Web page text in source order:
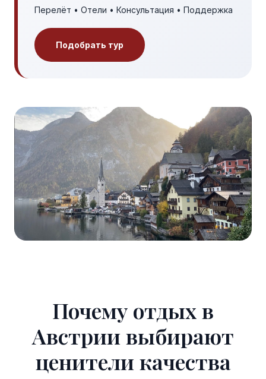
Перелёт • Отели • Консультация • Поддержка
Подобрать тур
Почему отдых в
Австрии выбирают
ценители качества